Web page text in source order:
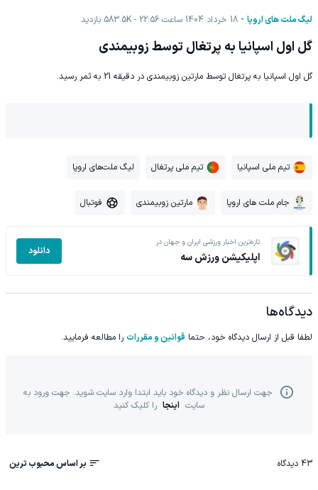
لیگ ملت های اروپا 18 خرداد 1404 ساعت 22:56 583.5K بازدید
گل اول اسپانیا به پرتغال توسط زوبیمندی
گل اول اسپانیا به پرتغال توسط مارتین زوبیمندی در دقیقه 21 به ثمر رسید.
تیم ملی اسپانیا تیم ملی پرتغال لیگ ملت‌های اروپا
جام ملت های اروپا مارتین زوبیمندی فوتبال
تازه‌ترین اخبار ورزشی ایران و جهان در
اپلیکیشن ورزش سه دانلود
دیدگاه‌ها
لطفا قبل از ارسال دیدگاه خود، حتما قوانین و مقررات را مطالعه فرمایید.
جهت ارسال نظر و دیدگاه خود باید ابتدا وارد سایت شوید. جهت ورود به
سایت اینجا را کلیک کنید
43 دیدگاه بر اساس محبوب ترین